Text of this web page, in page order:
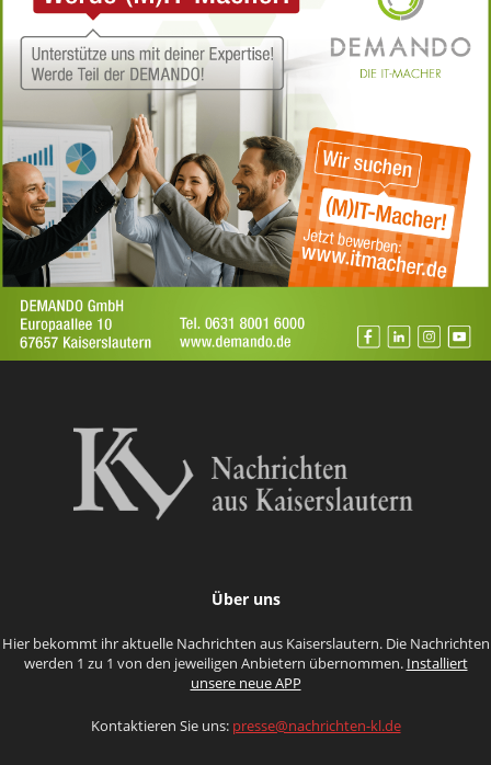
Über uns
Hier bekommt ihr aktuelle Nachrichten aus Kaiserslautern. Die Nachrichten
werden 1 zu 1 von den jeweiligen Anbietern übernommen. Installiert
unsere neue APP
Kontaktieren Sie uns: presse@nachrichten-kl.de